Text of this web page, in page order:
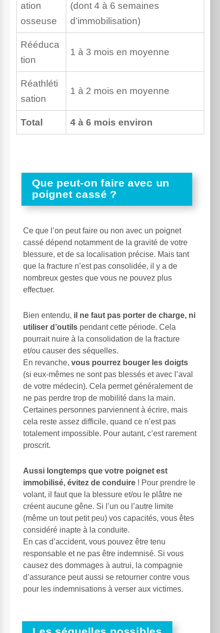
ation
osseuse
(dont 4 à 6 semaines
d’immobilisation)
Rééduca
tion
1 à 3 mois en moyenne
Réathléti
sation
1 à 2 mois en moyenne
Total 4 à 6 mois environ
Que peut-on faire avec un
poignet cassé ?
Ce que l’on peut faire ou non avec un poignet
cassé dépend notamment de la gravité de votre
blessure, et de sa localisation précise. Mais tant
que la fracture n’est pas consolidée, il y a de
nombreux gestes que vous ne pouvez plus
effectuer.
Bien entendu, il ne faut pas porter de charge, ni
utiliser d’outils pendant cette période. Cela
pourrait nuire à la consolidation de la fracture
et/ou causer des séquelles.
En revanche, vous pourrez bouger les doigts
(si eux-mêmes ne sont pas blessés et avec l’aval
de votre médecin). Cela permet généralement de
ne pas perdre trop de mobilité dans la main.
Certaines personnes parviennent à écrire, mais
cela reste assez difficile, quand ce n’est pas
totalement impossible. Pour autant, c’est rarement
proscrit.
Aussi longtemps que votre poignet est
immobilisé, évitez de conduire ! Pour prendre le
volant, il faut que la blessure et/ou le plâtre ne
créent aucune gêne. Si l’un ou l’autre limite
(même un tout petit peu) vos capacités, vous êtes
considéré inapte à la conduite.
En cas d’accident, vous pouvez être tenu
responsable et ne pas être indemnisé. Si vous
causez des dommages à autrui, la compagnie
d’assurance peut aussi se retourner contre vous
pour les indemnisations à verser aux victimes.